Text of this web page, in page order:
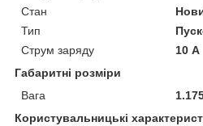
Стан
Тип
Струм заряду
10 А
Габаритні розміри
Вага
Користувальницькі